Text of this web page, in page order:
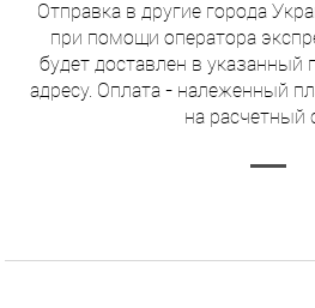
Отправка в другие города
при помощи оператора
будет доставлен в указанный
адресу. Оплата - належенный
на расчетный